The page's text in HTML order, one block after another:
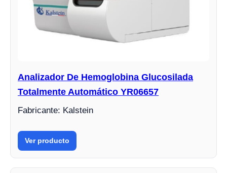
Analizador De Hemoglobina Glucosilada
Totalmente Automático YR06657
Fabricante: Kalstein
Ver producto